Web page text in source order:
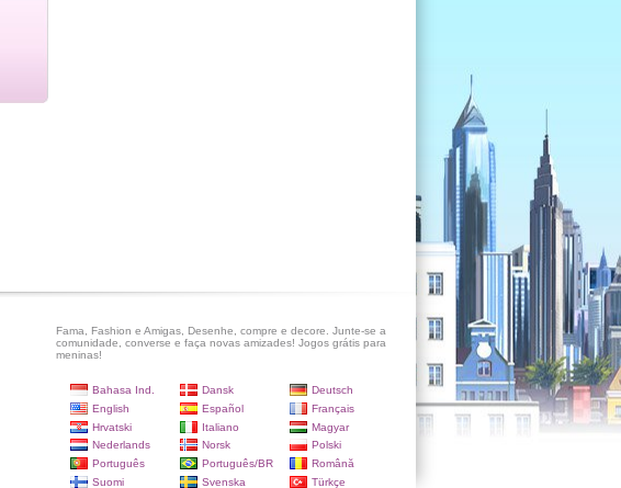
Fama, Fashion e Amigas, Desenhe, compre e decore. Junte-se a
comunidade, converse e faça novas amizades! Jogos grátis para
meninas!
Bahasa Ind. Dansk
Deutsch
English
Español
Français
Hrvatski
Italiano
Magyar
Nederlands
Norsk
Polski
Português
Português/BR
Română
Suomi
Svenska Türkçe